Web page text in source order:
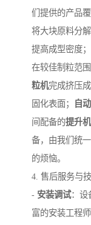
们提供的产品
将大块原料分解
提高成型密度；
在较佳制粒范围
粒机完成挤压成
固化表面；
自
间配备的提升
备，由我们统
的烦恼。
4. 售后服务与
- 安装调试：设
富的安装工程